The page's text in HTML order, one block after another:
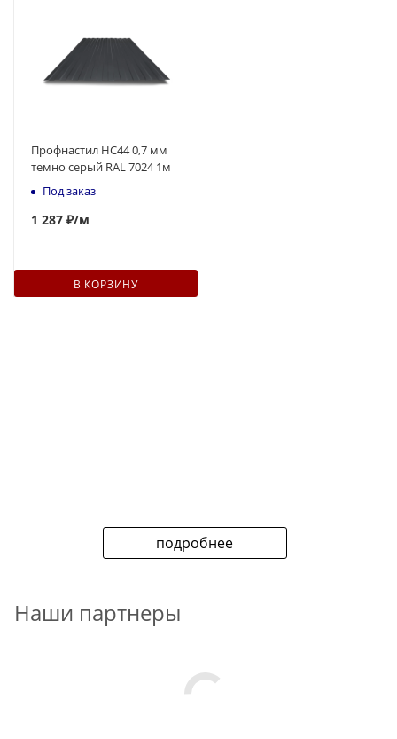
Профнастил НС44 0,7 мм
темно серый RAL 7024 1м
Под заказ
1 287 ₽/м
В КОРЗИНУ
подробнее
Наши партнеры